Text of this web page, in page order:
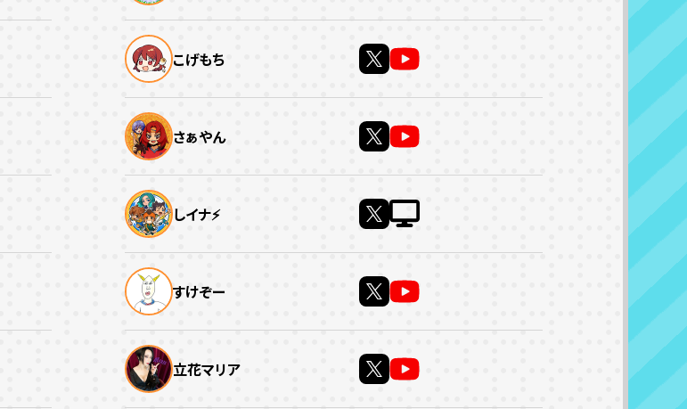
こげもち
さぁやん
しイナ⚡
すけぞー
立花マリア